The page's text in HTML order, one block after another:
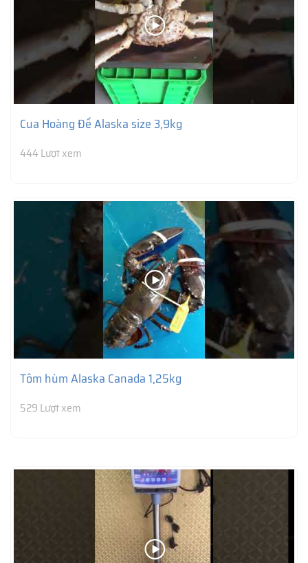
Cua Hoàng Đế Alaska size 3,9kg
444 Lượt xem
Tôm hùm Alaska Canada 1,25kg
529 Lượt xem